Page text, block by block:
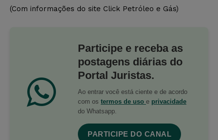
(Com informações do site Click Petróleo e Gás)
Participe e receba as
postagens diárias do
Portal Juristas.
Ao entrar você está ciente e de acordo
com os termos de uso e privacidade
do Whatsapp.
PARTICIPE DO CANAL